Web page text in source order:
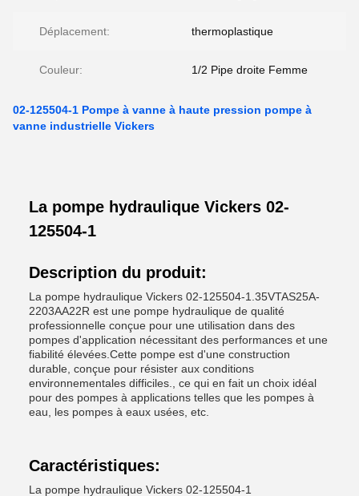
Déplacement: thermoplastique
Couleur: 1/2 Pipe droite Femme
02-125504-1 Pompe à vanne à haute pression pompe à
vanne industrielle Vickers
La pompe hydraulique Vickers 02-
125504-1
Description du produit:
La pompe hydraulique Vickers 02-125504-1.35VTAS25A-
2203AA22R est une pompe hydraulique de qualité
professionnelle conçue pour une utilisation dans des
pompes d'application nécessitant des performances et une
fiabilité élevées.Cette pompe est d'une construction
durable, conçue pour résister aux conditions
environnementales difficiles., ce qui en fait un choix idéal
pour des pompes à applications telles que les pompes à
eau, les pompes à eaux usées, etc.
Caractéristiques:
La pompe hydraulique Vickers 02-125504-1